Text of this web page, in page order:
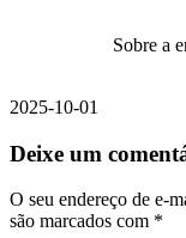
Sobre a
2025-10-01
Deixe um
O seu endereço de e-
são marcados com *